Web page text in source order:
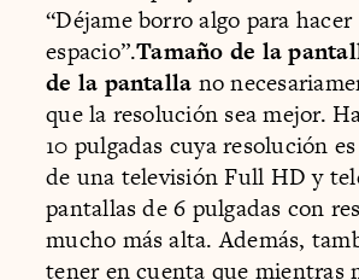
“Déjame borro algo para hacer
espacio”.Tamaño de la
de la pantalla no
que la resolución sea mejor.
10 pulgadas cuya resolución
de una televisión Full HD y
pantallas de 6 pulgadas con
mucho más alta. Además,
tener en cuenta que mientras